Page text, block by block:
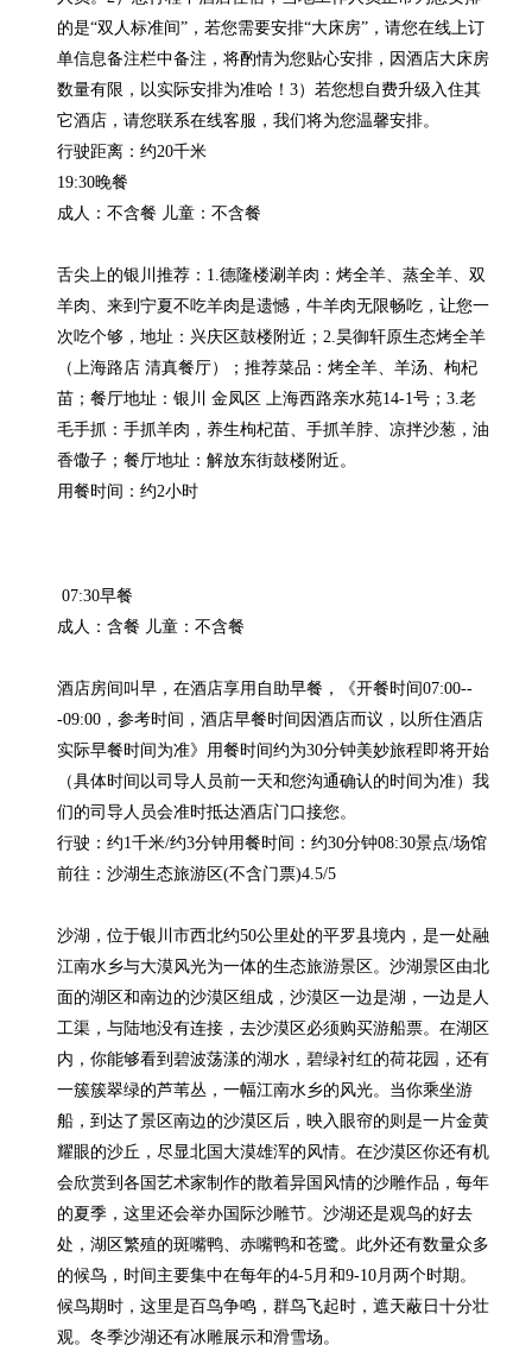
的是“双人标准间”，若您需要安排“大床房”，请您在线上订
单信息备注栏中备注，将酌情为您贴心安排，因酒店大床房
数量有限，以实际安排为准哈！3）若您想自费升级入住其
它酒店，请您联系在线客服，我们将为您温馨安排。
行驶距离：约20千米
19:30晚餐
成人：不含餐 儿童：不含餐
舌尖上的银川推荐：1.德隆楼涮羊肉：烤全羊、蒸全羊、双
羊肉、来到宁夏不吃羊肉是遗憾，牛羊肉无限畅吃，让您一
次吃个够，地址：兴庆区鼓楼附近；2.昊御轩原生态烤全羊
（上海路店 清真餐厅）；推荐菜品：烤全羊、羊汤、枸杞
苗；餐厅地址：银川 金凤区 上海西路亲水苑14-1号；3.老
毛手抓：手抓羊肉，养生枸杞苗、手抓羊脖、凉拌沙葱，油
香馓子；餐厅地址：解放东街鼓楼附近。
用餐时间：约2小时
07:30早餐
成人：含餐 儿童：不含餐
酒店房间叫早，在酒店享用自助早餐，《开餐时间07:00--
-09:00，参考时间，酒店早餐时间因酒店而议，以所住酒店
实际早餐时间为准》用餐时间约为30分钟美妙旅程即将开始
（具体时间以司导人员前一天和您沟通确认的时间为准）我
们的司导人员会准时抵达酒店门口接您。
行驶：约1千米/约3分钟用餐时间：约30分钟08:30景点/场馆
前往：沙湖生态旅游区(不含门票)4.5/5
沙湖，位于银川市西北约50公里处的平罗县境内，是一处融
江南水乡与大漠风光为一体的生态旅游景区。沙湖景区由北
面的湖区和南边的沙漠区组成，沙漠区一边是湖，一边是人
工渠，与陆地没有连接，去沙漠区必须购买游船票。在湖区
内，你能够看到碧波荡漾的湖水，碧绿衬红的荷花园，还有
一簇簇翠绿的芦苇丛，一幅江南水乡的风光。当你乘坐游
船，到达了景区南边的沙漠区后，映入眼帘的则是一片金黄
耀眼的沙丘，尽显北国大漠雄浑的风情。在沙漠区你还有机
会欣赏到各国艺术家制作的散着异国风情的沙雕作品，每年
的夏季，这里还会举办国际沙雕节。沙湖还是观鸟的好去
处，湖区繁殖的斑嘴鸭、赤嘴鸭和苍鹭。此外还有数量众多
的候鸟，时间主要集中在每年的4-5月和9-10月两个时期。
候鸟期时，这里是百鸟争鸣，群鸟飞起时，遮天蔽日十分壮
观。冬季沙湖还有冰雕展示和滑雪场。